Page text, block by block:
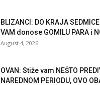
BLIZANCI: DO KRAJA
VAM donose GOMILU PARA i
August 4, 2026
OVAN: Stiže vam NEŠTO
NAREDNOM PERIODU, OVO